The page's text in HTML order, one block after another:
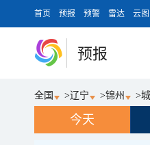
首页 预报 预警 雷达 云图
预报
全国 >辽宁 >锦州 >
今天